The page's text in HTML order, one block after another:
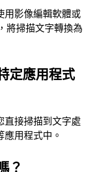
用影像編輯軟體或
將掃描文字轉換為
定應用程式
直接掃描到文字處
用程式中。
？